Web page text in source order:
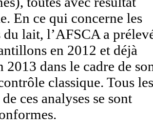
En ce qui concerne les
du lait, l’AFSCA a
en 2012 et déjà
2013 dans le cadre de
classique. Tous les
ces analyses se sont